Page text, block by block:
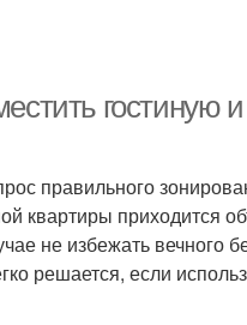
гостиную
правильного
квартиры приходится
не избежать вечного
решается, если